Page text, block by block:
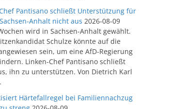
Pantisano schließt Unterstützung für
Anhalt nicht aus 2026-08-09
wird in Sachsen-Anhalt gewählt.
Schulze könnte auf die
sein, um eine AfD-Regierung
Linken-Chef Pantisano schließt
ihn zu unterstützen. Von Dietrich Karl
Härtefallregel bei Familiennachzug